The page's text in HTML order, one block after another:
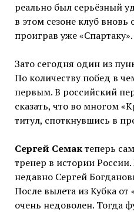
реально был серьёзный
в этом сезоне клуб вновь
проиграв уже «Спартаку».
Зато сегодня один из
По количеству побед в
первым. В российский
сказать, что во многом
титул, споткнувшись в
Сергей Семактеперь
тренер в истории
недавно Сергей
После вылета из Кубка
очень недоволен. Тогда